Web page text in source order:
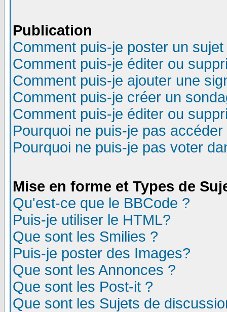
Publication
Comment puis-je poster un
Comment puis-je éditer ou
Comment puis-je ajouter une
Comment puis-je créer un
Comment puis-je éditer ou
Pourquoi ne puis-je pas
Pourquoi ne puis-je pas voter
Mise en forme et Types de
Qu'est-ce que le BBCode ?
Puis-je utiliser le HTML?
Que sont les Smilies ?
Puis-je poster des Images?
Que sont les Annonces ?
Que sont les Post-it ?
Que sont les Sujets de